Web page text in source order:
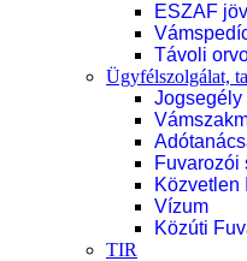
ESZAF
Távoli
Ügyfélszolgálat,
Fuvarozói
Közvetlen
Vízum
Közúti
TIR